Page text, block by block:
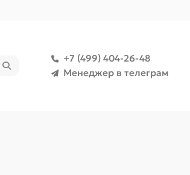
+7 (499) 404-26-48
Менеджер в телеграм